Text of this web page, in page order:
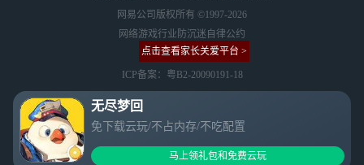
无尽梦回
免下载云玩/不占内存/不吃配置
马上领礼包和免费云玩
网易公司版权所有 ©1997-2026
网络游戏行业防沉迷自律公约
点击查看家长关爱平台 >
ICP备案：粤B2-20090191-18